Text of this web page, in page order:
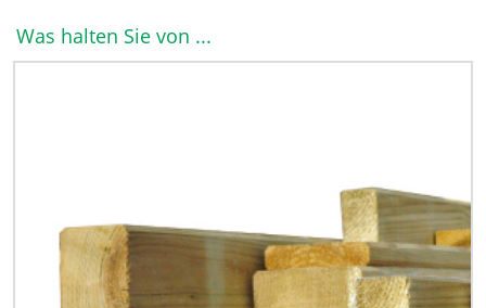
Was halten Sie von ...